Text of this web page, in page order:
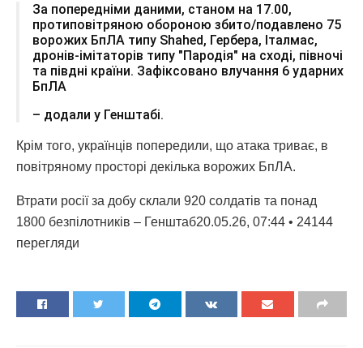
За попередніми даними, станом на 17.00,
протиповітряною обороною збито/подавлено 75
ворожих БпЛА типу Shahed, Гербера, Італмас,
дронів-імітаторів типу "Пародія" на сході, півночі
та півдні країни. Зафіксовано влучання 6 ударних
БпЛА
– додали у Генштабі.
Крім того, українців попередили, що атака триває, в
повітряному просторі декілька ворожих БпЛА.
Втрати росії за добу склали 920 солдатів та понад
1800 безпілотників – Генштаб20.05.26, 07:44 • 24144
перегляди